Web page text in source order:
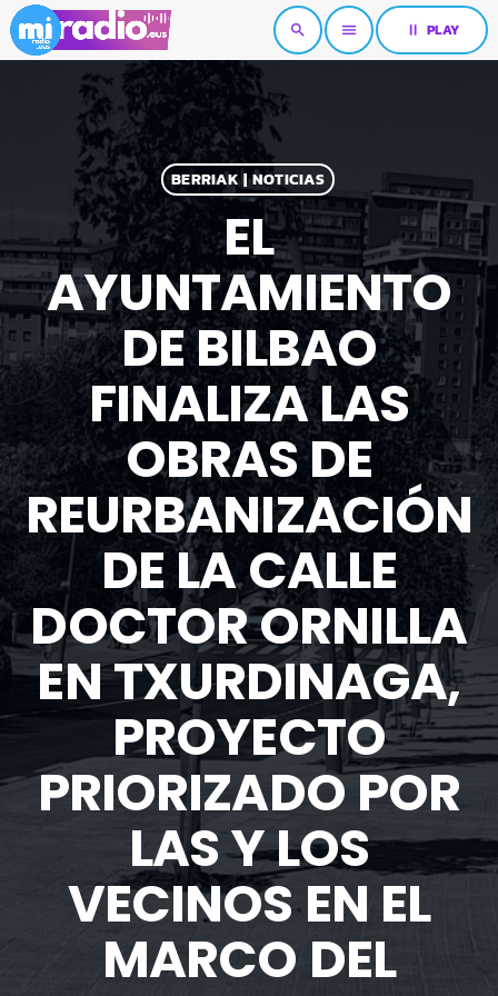
search menu pause PLAY
BERRIAK | NOTICIAS
EL
AYUNTAMIENTO
DE BILBAO
FINALIZA LAS
OBRAS DE
REURBANIZACIÓN
DE LA CALLE
DOCTOR ORNILLA
EN TXURDINAGA,
PROYECTO
PRIORIZADO POR
LAS Y LOS
VECINOS EN EL
MARCO DEL